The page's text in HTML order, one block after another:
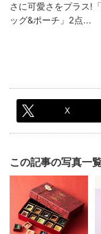
X
この記事の写真一